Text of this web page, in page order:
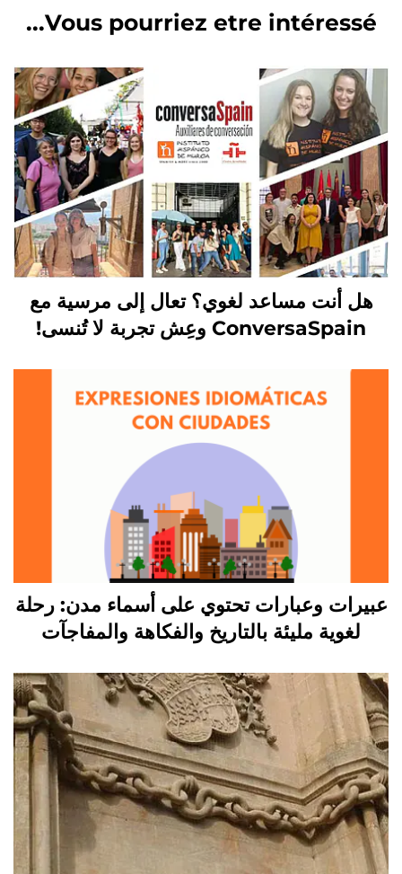
Vous pourriez etre intéressé...
هل أنت مساعد لغوي؟ تعال إلى مرسية مع
ConversaSpain وعِش تجربة لا تُنسى!
عبيرات وعبارات تحتوي على أسماء مدن: رحلة
لغوية مليئة بالتاريخ والفكاهة والمفاجآت